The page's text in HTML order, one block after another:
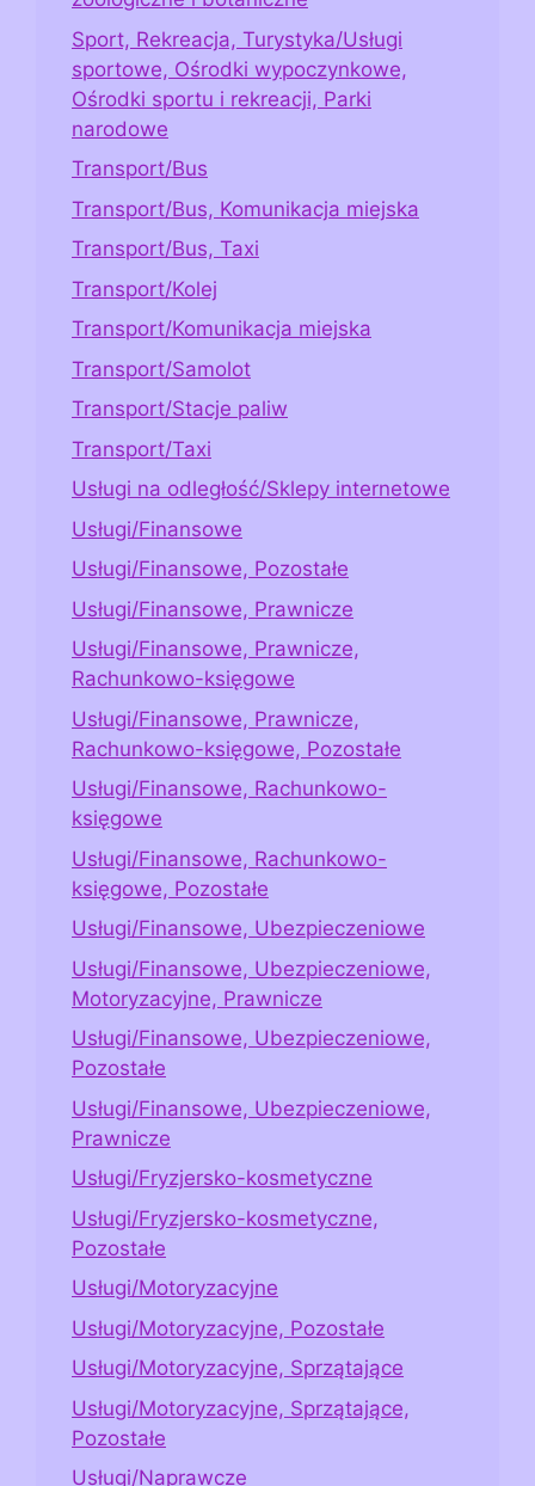
Sport, Rekreacja, Turystyka/Usługi
sportowe, Ośrodki wypoczynkowe,
Ośrodki sportu i rekreacji, Parki
narodowe
Transport/Bus
Transport/Bus, Komunikacja miejska
Transport/Bus, Taxi
Transport/Kolej
Transport/Komunikacja miejska
Transport/Samolot
Transport/Stacje paliw
Transport/Taxi
Usługi na odległość/Sklepy internetowe
Usługi/Finansowe
Usługi/Finansowe, Pozostałe
Usługi/Finansowe, Prawnicze
Usługi/Finansowe, Prawnicze,
Rachunkowo-księgowe
Usługi/Finansowe, Prawnicze,
Rachunkowo-księgowe, Pozostałe
Usługi/Finansowe, Rachunkowo-
księgowe
Usługi/Finansowe, Rachunkowo-
księgowe, Pozostałe
Usługi/Finansowe, Ubezpieczeniowe
Usługi/Finansowe, Ubezpieczeniowe,
Motoryzacyjne, Prawnicze
Usługi/Finansowe, Ubezpieczeniowe,
Pozostałe
Usługi/Finansowe, Ubezpieczeniowe,
Prawnicze
Usługi/Fryzjersko-kosmetyczne
Usługi/Fryzjersko-kosmetyczne,
Pozostałe
Usługi/Motoryzacyjne
Usługi/Motoryzacyjne, Pozostałe
Usługi/Motoryzacyjne, Sprzątające
Usługi/Motoryzacyjne, Sprzątające,
Pozostałe
Usługi/Naprawcze